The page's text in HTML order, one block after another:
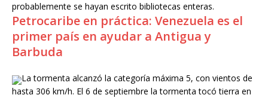
probablemente se hayan escrito bibliotecas enteras.
Petrocaribe en práctica: Venezuela es el
primer país en ayudar a Antigua y
Barbuda
La tormenta alcanzó la categoría máxima 5, con vientos de
hasta 306 km/h. El 6 de septiembre la tormenta tocó tierra en